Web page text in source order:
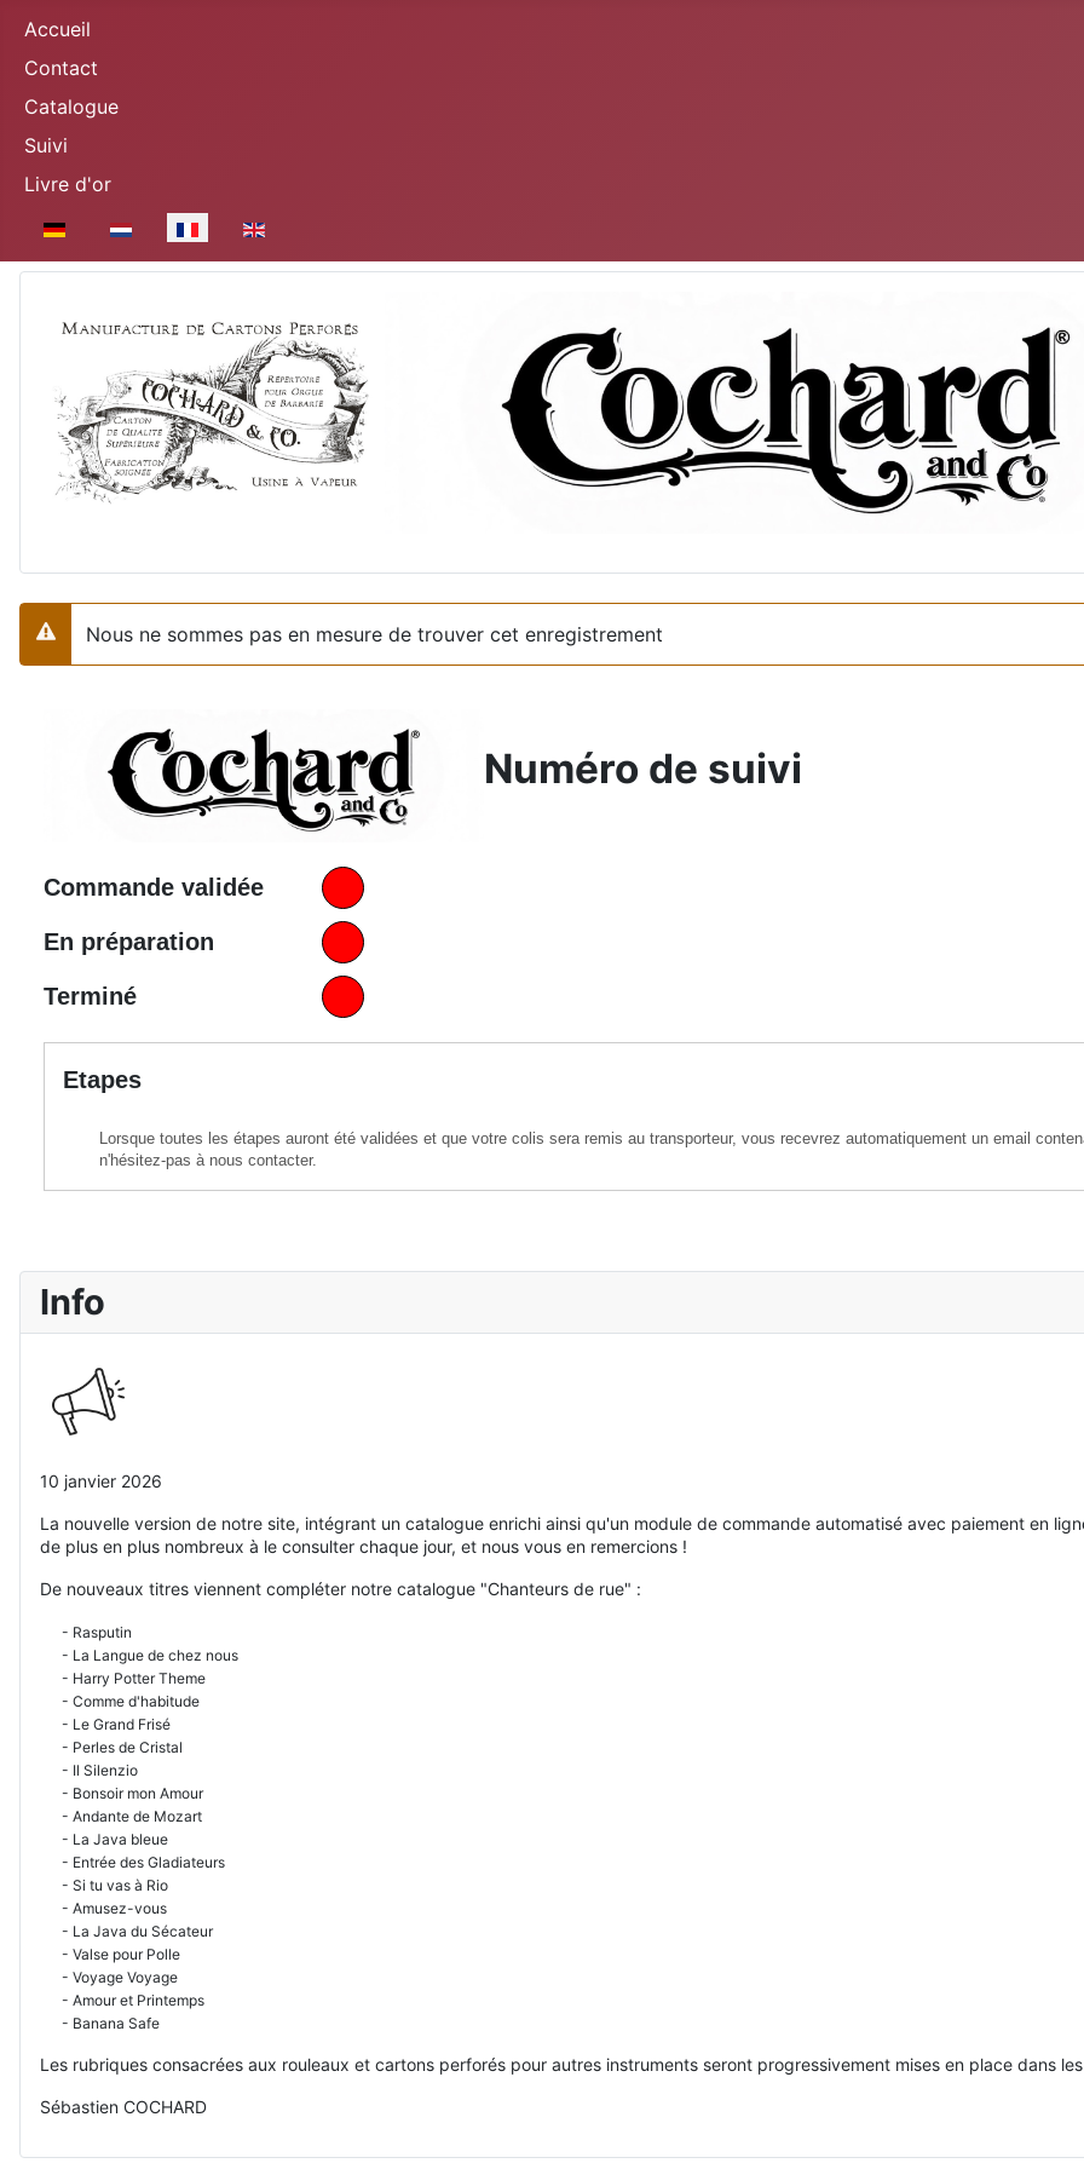
Accueil
Contact
Catalogue
Suivi
Livre d'or
Sélectionnez votre langue
Info
10 janvier 2026
La nouvelle version de notre site, intégrant un catalogue enrichi ainsi qu'un module de commande automatisé avec paiement en
de plus en plus nombreux à le consulter chaque jour, et nous vous en remercions !
De nouveaux titres viennent compléter notre catalogue "Chanteurs de rue" :
- Rasputin
- La Langue de chez nous
- Harry Potter Theme
- Comme d'habitude
- Le Grand Frisé
- Perles de Cristal
- Il Silenzio
- Bonsoir mon Amour
- Andante de Mozart
- La Java bleue
- Entrée des Gladiateurs
- Si tu vas à Rio
- Amusez-vous
- La Java du Sécateur
- Valse pour Polle
- Voyage Voyage
- Amour et Printemps
- Banana Safe
Les rubriques consacrées aux rouleaux et cartons perforés pour autres instruments seront progressivement mises en place dans
Sébastien COCHARD
Alerte
Nous ne sommes pas en mesure de trouver cet enregistrement
Numéro de suivi
Commande validée
En préparation
Terminé
Etapes
Lorsque toutes les étapes auront été validées et que votre colis sera remis au transporteur, vous recevrez automatiquement un email
n'hésitez-pas à nous contacter.